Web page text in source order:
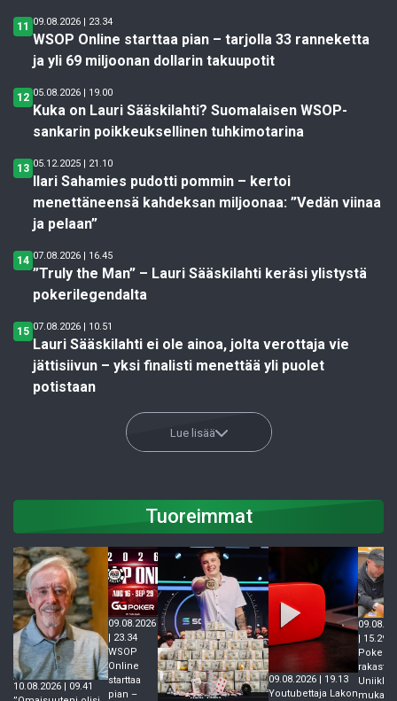
11 09.08.2026 | 23.34
WSOP Online starttaa pian – tarjolla 33 ranneketta
ja yli 69 miljoonan dollarin takuupotit
12 05.08.2026 | 19.00
Kuka on Lauri Sääskilahti? Suomalaisen WSOP-
sankarin poikkeuksellinen tuhkimotarina
13 05.12.2025 | 21.10
Ilari Sahamies pudotti pommin – kertoi
menettäneensä kahdeksan miljoonaa: ”Vedän viinaa
ja pelaan”
14 07.08.2026 | 16.45
”Truly the Man” – Lauri Sääskilahti keräsi ylistystä
pokerilegendalta
15 07.08.2026 | 10.51
Lauri Sääskilahti ei ole ainoa, jolta verottaja vie
jättisiivun – yksi finalisti menettää yli puolet
potistaan
Lue lisää
Tuoreimmat
10.08.2026 | 09.41
09.08.2026
| 23.34
WSOP
Online
starttaa
pian –
09.08.2026 | 19.13
Youtubettaja Lakon
| 15.29
Pokeria
Uniikki
mukaan